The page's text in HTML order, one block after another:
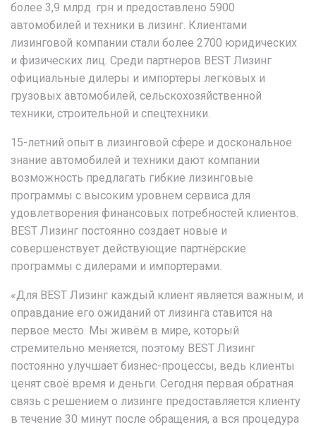
более 3,9 млрд. грн и предоставлено 5900
автомобилей и техники в лизинг. Клиентами
лизинговой компании стали более 2700 юридических
и физических лиц. Среди партнеров BEST Лизинг
официальные дилеры и импортеры легковых и
грузовых автомобилей, сельскохозяйственной
техники, строительной и спецтехники.
15-летний опыт в лизинговой сфере и доскональное
знание автомобилей и техники дают компании
возможность предлагать гибкие лизинговые
программы с высоким уровнем сервиса для
удовлетворения финансовых потребностей клиентов.
BEST Лизинг постоянно создает новые и
совершенствует действующие партнёрские
программы с дилерами и импортерами.
«Для BEST Лизинг каждый клиент является важным, и
оправдание его ожиданий от лизинга ставится на
первое место. Мы живём в мире, который
стремительно меняется, поэтому BEST Лизинг
постоянно улучшает бизнес-процессы, ведь клиенты
ценят своё время и деньги. Сегодня первая обратная
связь с решением о лизинге предоставляется клиенту
в течение 30 минут после обращения, а вся процедура